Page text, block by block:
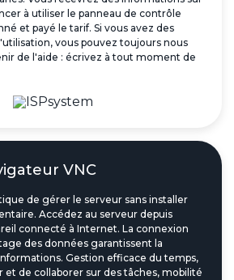
à utiliser le panneau de contrôle
et payé le tarif. Si vous avez des
vous pouvez toujours nous
de l'aide : écrivez à tout moment de
VNC
de gérer le serveur sans installer
Accédez au serveur depuis
connecté à Internet. La connexion
des données garantissent la
Gestion efficace du temps,
et de collaborer sur des tâches, mobilité